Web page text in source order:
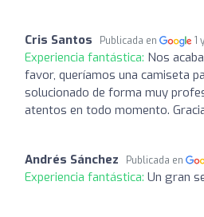
Cris Santos Publicada en 1
Experiencia fantástica: Nos
favor, queríamos una camiseta
solucionado de forma muy
atentos en todo momento.
Andrés Sánchez Publicada en
Experiencia fantástica: Un gran